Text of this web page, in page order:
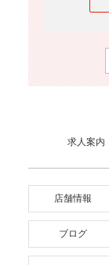
求人案内
店舗情報
ブログ